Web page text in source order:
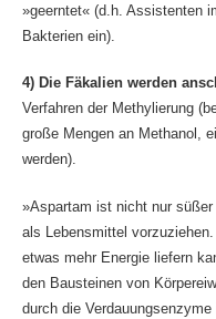
»geerntet« (d.h. Assistenten
Bakterien ein).
4) Die Fäkalien werden
Verfahren der Methylierung
große Mengen an Methanol,
werden).
»Aspartam ist nicht nur
als Lebensmittel
etwas mehr Energie liefern
den Bausteinen von
durch die